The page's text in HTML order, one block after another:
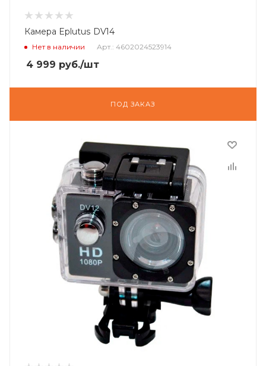
Камера Eplutus DV14
Нет в наличии Арт.: 4602024523914
4 999 руб./шт
ПОД ЗАКАЗ